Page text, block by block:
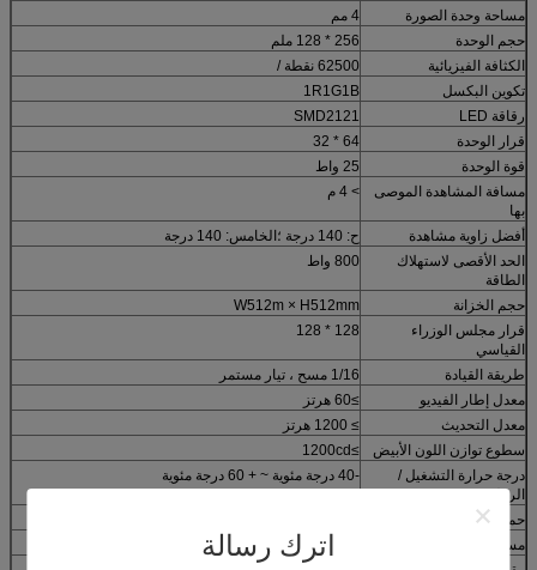
اترك رسالة
مساحة وحدة الصورة
4 مم
حجم الوحدة
256 * 128 ملم
الكثافة الفيزيائية
62500 نقطة /
تكوين البكسل
1R1G1B
رقاقة LED
SMD2121
قرار الوحدة
64 * 32
قوة الوحدة
25 واط
مسافة المشاهدة الموصى
بها
> 4 م
أفضل زاوية مشاهدة
ح: 140 درجة ؛الخامس: 140 درجة
الحد الأقصى لاستهلاك
الطاقة
800 واط
حجم الخزانة
W512m × H512mm
قرار مجلس الوزراء
القياسي
128 * 128
طريقة القيادة
1/16 مسح ، تيار مستمر
معدل إطار الفيديو
≥60 هرتز
معدل التحديث
≥ 1200 هرتز
سطوع توازن اللون الأبيض
≥1200cd
درجة حرارة التشغيل /
الرطوبة
-40 درجة مئوية ~ + 60 درجة مئوية
حماية الدخول
مساهمة الجهد
110-220 فولت تيار متردد ± 10٪